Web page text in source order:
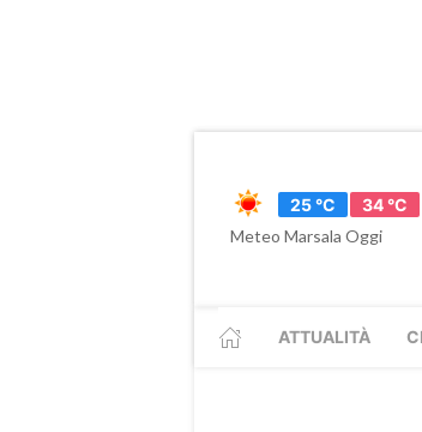
25 °C
34 °C
Meteo Marsala Oggi
ATTUALITÀ